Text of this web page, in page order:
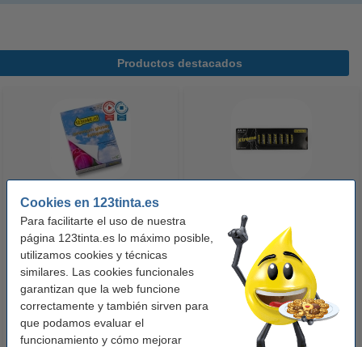
Cookies en 123tinta.es
Para facilitarte el uso de nuestra
página 123tinta.es lo máximo posible,
utilizamos cookies y técnicas
similares. Las cookies funcionales
garantizan que la web funcione
correctamente y también sirven para
que podamos evaluar el
funcionamiento y cómo mejorar
Productos destacados
123tinta Papel fotográfico
Premium Glossy brillo alto | 10 x
15 cm | 260g | 100 hojas
10,50 € Incl. 21% IVA
123tinta Pilas Alcalinas Xtreme
Power AA - LR06 - MN1500 - 24
unidades
14,50 € Incl. 21% IVA